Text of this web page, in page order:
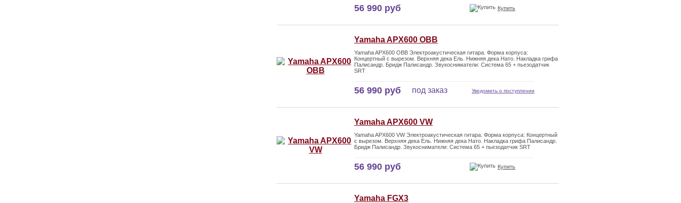
56 990 руб Купить
Yamaha APX600 OBB
Yamaha APX600 OBB Электроакустическая гитара. Форма корпуса:
Концертный с вырезом. Верхняя дека Ель. Нижняя дека Нато. Накладка грифа
Палисандр. Бридж Палисандр. Звукосниматели: Система 65 + пьезодатчик
SRT
56 990 руб под заказ Уведомить о поступлении
Yamaha APX600 VW
Yamaha APX600 VW Электроакустическая гитара. Форма корпуса: Концертный
с вырезом. Верхняя дека Ель. Нижняя дека Нато. Накладка грифа Палисандр.
Бридж Палисандр. Звукосниматели: Система 65 + пьезодатчик SRT
56 990 руб Купить
Yamaha FGX3